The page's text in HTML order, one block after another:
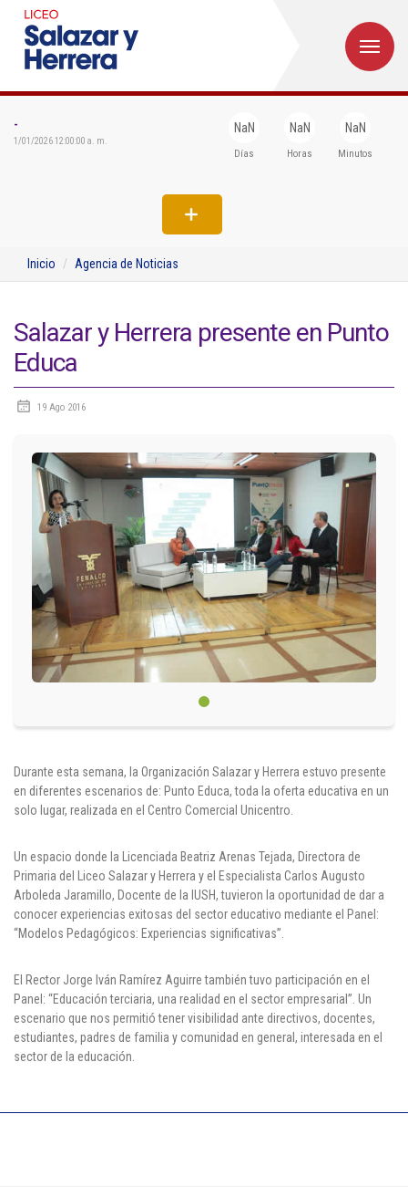
-
1/01/2026 12:00:00 a. m.
NaN
Días
NaN
Horas
NaN
Minutos
Inicio Agencia de Noticias
Salazar y Herrera presente en Punto
Educa
19 Ago 2016
Durante esta semana, la Organización Salazar y Herrera estuvo presente
en diferentes escenarios de: Punto Educa, toda la oferta educativa en un
solo lugar, realizada en el Centro Comercial Unicentro.
Un espacio donde la Licenciada Beatriz Arenas Tejada, Directora de
Primaria del Liceo Salazar y Herrera y el Especialista Carlos Augusto
Arboleda Jaramillo, Docente de la IUSH, tuvieron la oportunidad de dar a
conocer experiencias exitosas del sector educativo mediante el Panel:
“Modelos Pedagógicos: Experiencias significativas”.
El Rector Jorge Iván Ramírez Aguirre también tuvo participación en el
Panel: “Educación terciaria, una realidad en el sector empresarial”. Un
escenario que nos permitió tener visibilidad ante directivos, docentes,
estudiantes, padres de familia y comunidad en general, interesada en el
sector de la educación.
Formación
Departamentos
Extensión
Académico
Padres
Egresados
Pagos
PQRSF
Línea de Atención al Cliente
+574 460 07 07
Medellín - Colombia - Suramérica
Denuncia de Corrupción y Sobornos